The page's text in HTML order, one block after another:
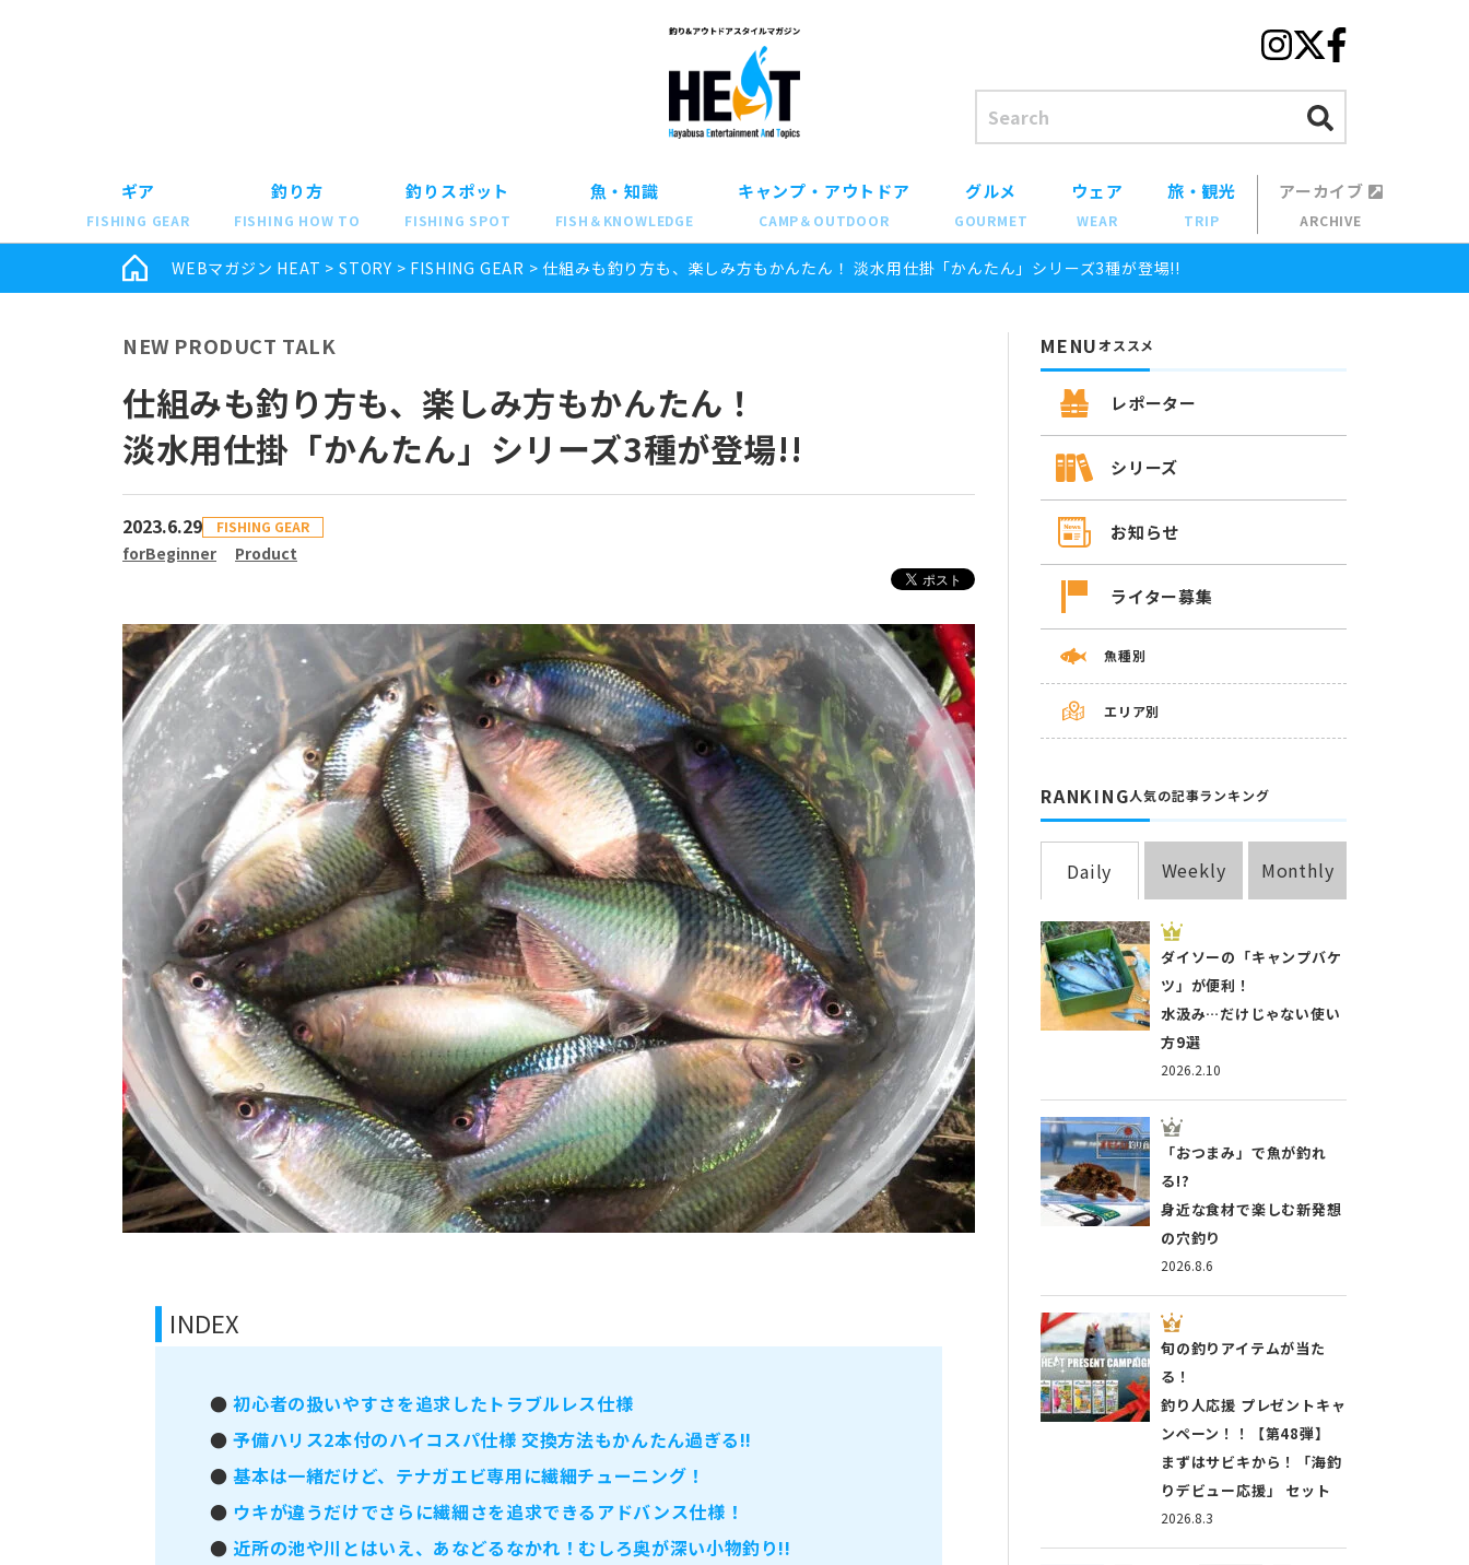
ギア
FISHING GEAR
釣り方
FISHING HOW TO
釣りスポット
FISHING SPOT
魚・知識
FISH＆KNOWLEDGE
キャンプ・アウトドア
CAMP＆OUTDOOR
グルメ
GOURMET
ウェア
WEAR
旅・観光
TRIP
アーカイブ
ARCHIVE
WEBマガジン HEAT >STORY > FISHING GEAR >仕組みも釣り方も、楽しみ方もかんたん！ 淡水用仕掛「かんたん」シリーズ3種が登場!!
NEW PRODUCT TALK
仕組みも釣り方も、楽しみ方もかんたん！
淡水用仕掛「かんたん」シリーズ3種が登場!!
2023.6.29 FISHING GEAR
forBeginner Product
INDEX
●初心者の扱いやすさを追求したトラブルレス仕様
●予備ハリス2本付のハイコスパ仕様 交換方法もかんたん過ぎる!!
●基本は一緒だけど、テナガエビ専用に繊細チューニング！
● ウキが違うだけでさらに繊細さを追求できるアドバンス仕様！
● 近所の池や川とはいえ、あなどるなかれ！むしろ奥が深い小物釣り!!
MENUオススメ
レポーター
シリーズ
お知らせ
ライター募集
魚種別
エリア別
RANKING人気の記事ランキング
Daily Weekly Monthly
2026.2.10
ダイソーの「キャンプバケ
ツ」が便利！
水汲み…だけじゃない使い
方9選
2026.8.6
「おつまみ」で魚が釣れ
る!?
身近な食材で楽しむ新発想
の穴釣り
2026.8.3
旬の釣りアイテムが当た
る！
釣り人応援 プレゼントキャ
ンペーン！！【第48弾】
まずはサビキから！「海釣
りデビュー応援」 セット